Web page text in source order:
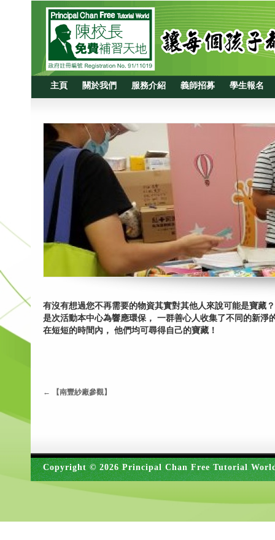
主頁 關於我們 服務介紹 義師招募 學生報名
有沒有想過您不再需要的物資其實對其他人來說可能是寶藏？
是次活動本中心為響應環保， 一群善心人收集了不同的新
在短短的時間內， 他們均可尋得自己的寶藏！
← 【南豐紗廠參觀】
Copyright © 2026 Principal Chan Free Tutorial